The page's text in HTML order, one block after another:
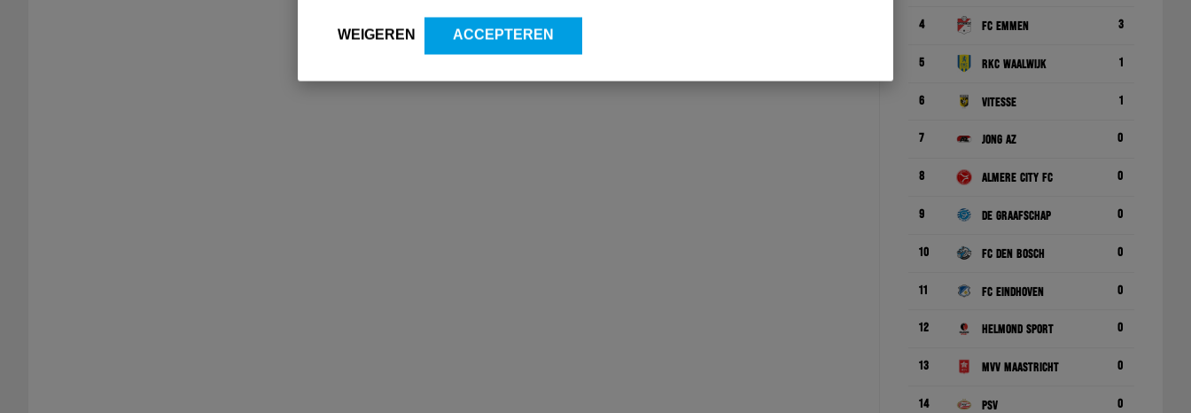
WEIGEREN ACCEPTEREN
4 FC Emmen 3
5 RKC Waalwijk 1
6 Vitesse 1
7 Jong AZ 0
8 Almere City FC 0
9 De Graafschap 0
10 FC Den Bosch 0
11 FC Eindhoven 0
12 Helmond Sport 0
13 MVV Maastricht 0
14 PSV 0